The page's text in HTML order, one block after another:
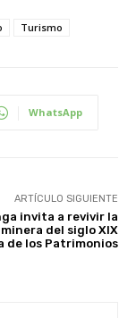
Turismo
WhatsApp
ARTÍCULO SIGUIENTE
invita a revivir la
del siglo XIX
de los Patrimonios